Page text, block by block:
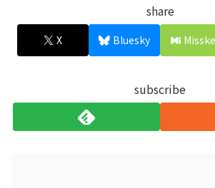
share
X Bluesky
subscribe